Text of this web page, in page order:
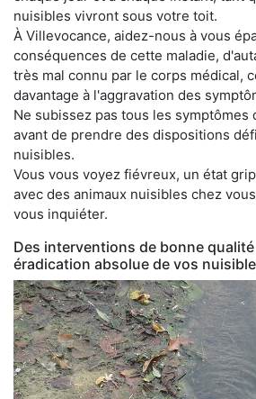
nuisibles vivront sous votre toit.
À Villevocance, aidez-nous à vous
conséquences de cette maladie,
très mal connu par le corps médical,
davantage à l'aggravation des
Ne subissez pas tous les symptômes
avant de prendre des dispositions
nuisibles.
Vous vous voyez fiévreux, un état
avec des animaux nuisibles chez
vous inquiéter.
Des interventions de bonne
éradication absolue de vos